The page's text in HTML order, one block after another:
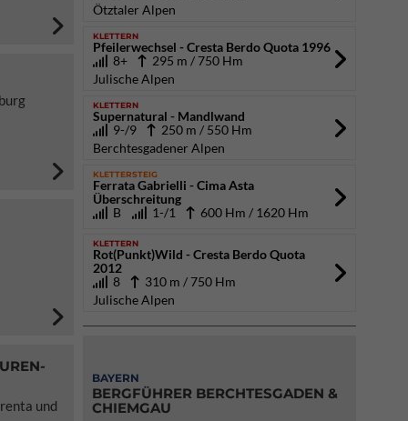
und
Ötztaler Alpen
KLETTERN
Pfeilerwechsel - Cresta Berdo Quota 1996
8+
295 m / 750 Hm
Julische Alpen
KLETTERN
Supernatural - Mandlwand
9-/9
250 m / 550 Hm
Berchtesgadener Alpen
KLETTERSTEIG
Ferrata Gabrielli - Cima Asta
Überschreitung
B
1-/1 600 Hm / 1620 Hm
KLETTERN
Rot(Punkt)Wild - Cresta Berdo Quota
2012
8
310 m / 750 Hm
Julische Alpen
BAYERN
BERGFÜHRER BERCHTESGADEN &
CHIEMGAU